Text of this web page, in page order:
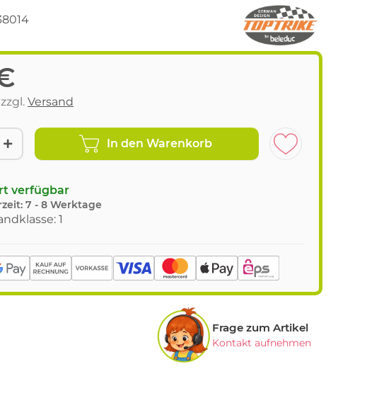
Versand
In den Warenkorb
verfügbar
7 - 8 Werktage
1
Frage zum Artikel
Kontakt aufnehmen